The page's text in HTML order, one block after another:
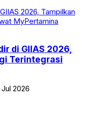
di GIIAS 2026,
Terintegrasi
2026